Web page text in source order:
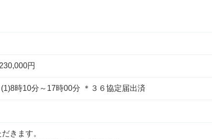
円
時10分～17時00分 ＊３６協定届出済
きます。